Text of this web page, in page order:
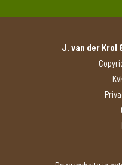
J. van der Krol